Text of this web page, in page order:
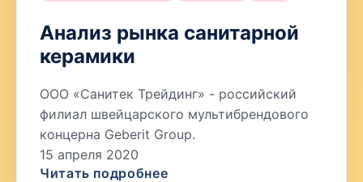
Анализ рынка санитарной
керамики
ООО «Санитек Трейдинг» - российский
филиал швейцарского мультибрендового
концерна Geberit Group.
15 апреля 2020
Читать подробнее